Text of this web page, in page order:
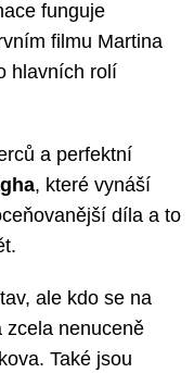
funguje
filmu Martina
hlavních rolí
a perfektní
, které vynáší
díla a to
ale kdo se na
zcela nenuceně
Také jsou